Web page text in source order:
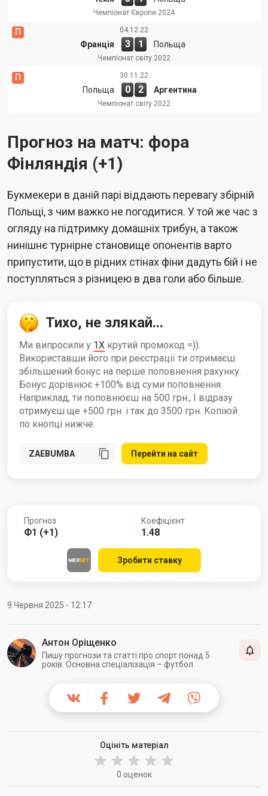
Чемпіонат Європи 2024
П 04.12.22
Франція 3 1 Польща
Чемпіонат світу 2022
П 30.11.22
Польща 0 2 Аргентина
Чемпіонат світу 2022
Прогноз на матч: фора
Фінляндія (+1)
Букмекери в даній парі віддають перевагу збірній
Польщі, з чим важко не погодитися. У той же час з
огляду на підтримку домашніх трибун, а також
нинішнє турнірне становище опонентів варто
припустити, що в рідних стінах фіни дадуть бій і не
поступляться з різницею в два голи або більше.
Тихо, не злякай...
Ми випросили у 1X крутий промокод =)).
Використавши його при реєстрації ти отримаєш
збільшений бонус на перше поповнення рахунку.
Бонус дорівнює +100% від суми поповнення.
Наприклад, ти поповнюєш на 500 грн., І відразу
отримуєш ще +500 грн. і так до 3500 грн. Копіюй
по кнопці нижче.
Перейти на сайт
Прогноз
Ф1 (+1)
Коефіцієнт
1.48
Зробити ставку
9 Червня 2025 - 12:17
Антон Оріщенко
Пишу прогнози та статті про спорт понад 5
років. Основна спеціалізація – футбол
Оцініть матеріал
0 оценок